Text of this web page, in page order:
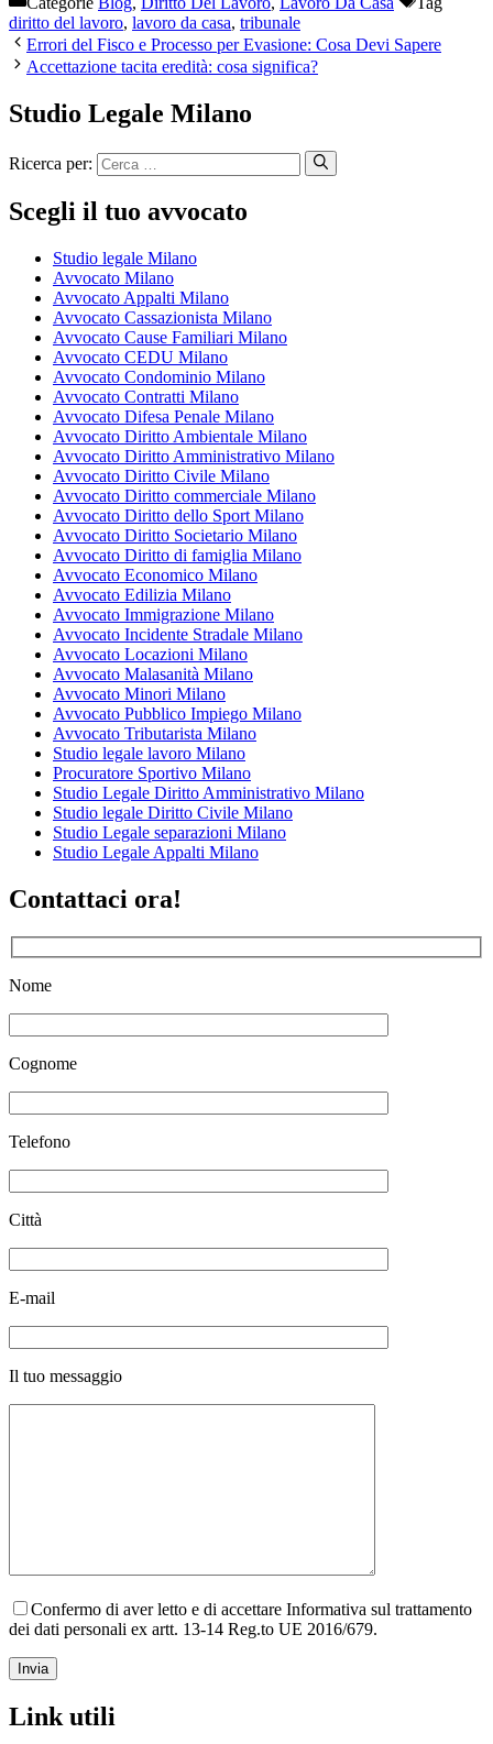
diritto del lavoro, lavoro da casa, tribunale
Errori del Fisco e Processo per Evasione: Cosa Devi Sapere
Accettazione tacita eredità: cosa significa?
Studio Legale Milano
Ricerca per:
Scegli il tuo avvocato
Studio legale Milano
Avvocato Milano
Avvocato Appalti Milano
Avvocato Cassazionista Milano
Avvocato Cause Familiari Milano
Avvocato CEDU Milano
Avvocato Condominio Milano
Avvocato Contratti Milano
Avvocato Difesa Penale Milano
Avvocato Diritto Ambientale Milano
Avvocato Diritto Amministrativo Milano
Avvocato Diritto Civile Milano
Avvocato Diritto commerciale Milano
Avvocato Diritto dello Sport Milano
Avvocato Diritto Societario Milano
Avvocato Diritto di famiglia Milano
Avvocato Economico Milano
Avvocato Edilizia Milano
Avvocato Immigrazione Milano
Avvocato Incidente Stradale Milano
Avvocato Locazioni Milano
Avvocato Malasanità Milano
Avvocato Minori Milano
Avvocato Pubblico Impiego Milano
Avvocato Tributarista Milano
Studio legale lavoro Milano
Procuratore Sportivo Milano
Studio Legale Diritto Amministrativo Milano
Studio legale Diritto Civile Milano
Studio Legale separazioni Milano
Studio Legale Appalti Milano
Contattaci ora!
Nome
Cognome
Telefono
Città
E-mail
Il tuo messaggio
Confermo di aver letto e di accettare Informativa sul trattamento
dei dati personali ex artt. 13-14 Reg.to UE 2016/679.
Link utili